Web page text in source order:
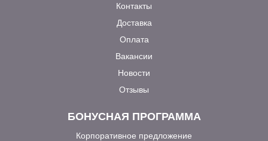
Контакты
Доставка
Оплата
Вакансии
Новости
Отзывы
БОНУСНАЯ ПРОГРАММА
Корпоративное предложение